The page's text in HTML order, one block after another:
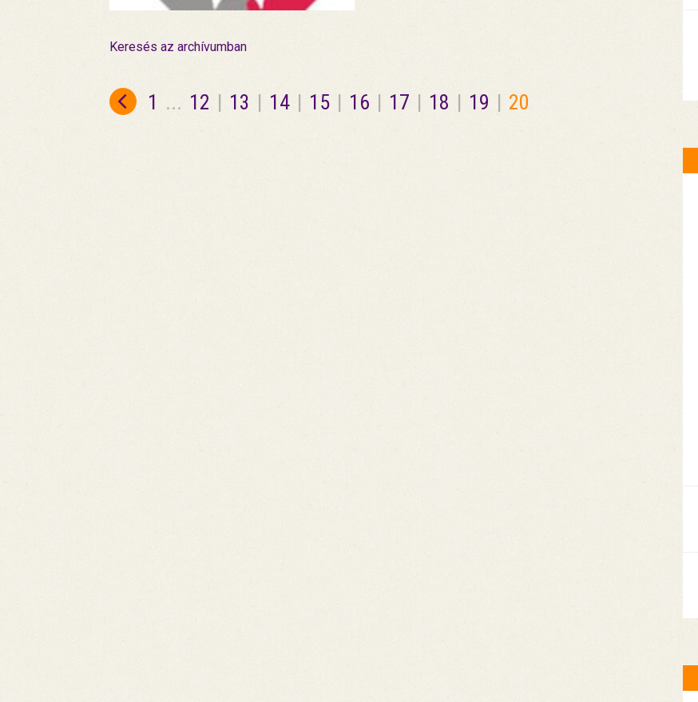
Keresés az archívumban
1 ... 12 | 13 | 14 | 15 | 16 | 17 | 18 | 19 | 20